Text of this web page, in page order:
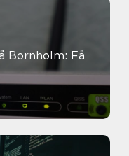
Bornholm: Få